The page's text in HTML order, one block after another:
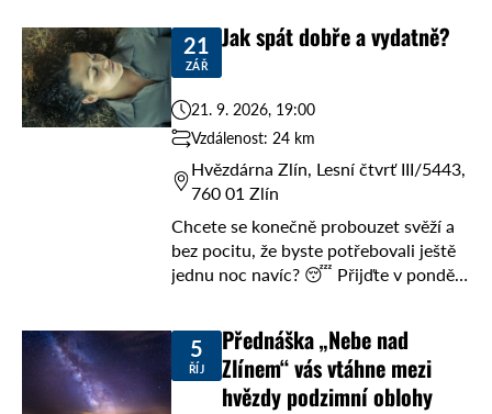
21
ZÁŘ
Jak spát dobře a vydatně?
21. 9. 2026, 19:00
Vzdálenost: 24 km
Hvězdárna Zlín, Lesní čtvrť III/5443,
760 01 Zlín
Chcete se konečně probouzet svěží a
bez pocitu, že byste potřebovali ještě
jednu noc navíc? 😴 Přijďte v pondělí
5
ŘÍJ
Přednáška „Nebe nad
Zlínem“ vás vtáhne mezi
hvězdy podzimní oblohy